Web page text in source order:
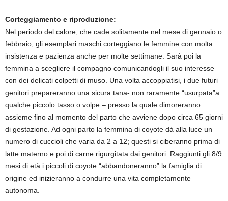
Corteggiamento e riproduzione:
Nel periodo del calore, che cade solitamente nel mese di gennaio o
febbraio, gli esemplari maschi corteggiano le femmine con molta
insistenza e pazienza anche per molte settimane. Sarà poi la
femmina a scegliere il compagno comunicandogli il suo interesse
con dei delicati colpetti di muso. Una volta accoppiatisi, i due futuri
genitori prepareranno una sicura tana- non raramente “usurpata”a
qualche piccolo tasso o volpe – presso la quale dimoreranno
assieme fino al momento del parto che avviene dopo circa 65 giorni
di gestazione. Ad ogni parto la femmina di coyote dà alla luce un
numero di cuccioli che varia da 2 a 12; questi si ciberanno prima di
latte materno e poi di carne rigurgitata dai genitori. Raggiunti gli 8/9
mesi di età i piccoli di coyote “abbandoneranno” la famiglia di
origine ed inizieranno a condurre una vita completamente
autonoma.